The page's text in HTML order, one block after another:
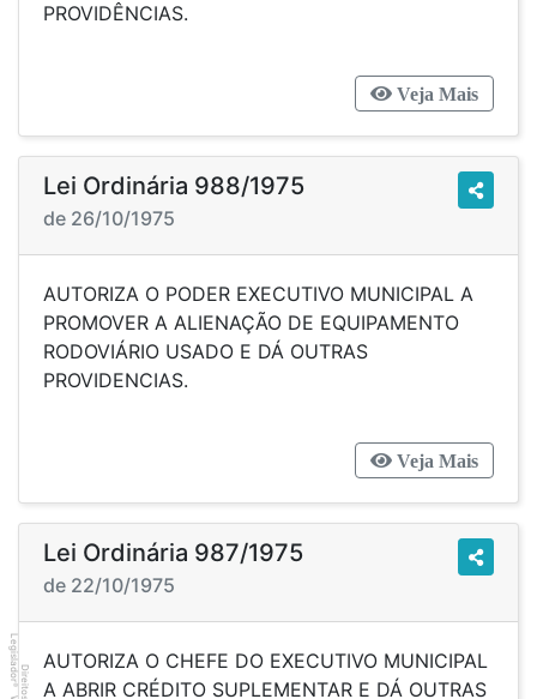
PROVIDÊNCIAS.
Veja Mais
Lei Ordinária 988/1975
de 26/10/1975
AUTORIZA O PODER EXECUTIVO MUNICIPAL A
PROMOVER A ALIENAÇÃO DE EQUIPAMENTO
RODOVIÁRIO USADO E DÁ OUTRAS
PROVIDENCIAS.
Veja Mais
Lei Ordinária 987/1975
de 22/10/1975
AUTORIZA O CHEFE DO EXECUTIVO MUNICIPAL
A ABRIR CRÉDITO SUPLEMENTAR E DÁ OUTRAS
Legislador
®